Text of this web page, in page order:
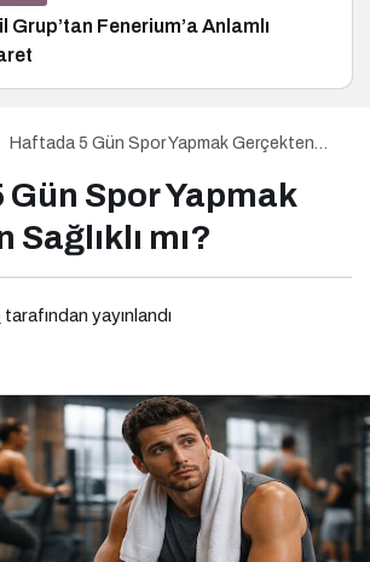
Grup’tan Fenerium’a Anlamlı
Haftada 5 Gün Spor Yapmak Gerçekten
Spor Yapmak
mı?
tarafından yayınlandı